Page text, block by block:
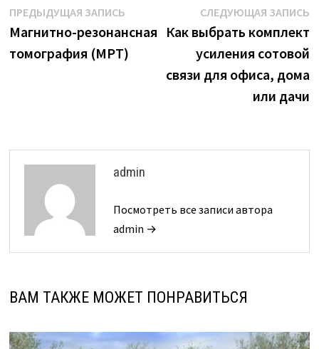
Навигация
по
записям
ПРЕДЫДУЩАЯ ЗАПИСЬПредыдущая
запись:
Магнитно-резонансная
томография (МРТ)
СЛЕДУЮЩАЯ ЗАПИСЬ
Как выбрать комплект
усиления сотовой
связи для офиса, дома
или дачи
admin
Посмотреть все записи автора
admin →
ВАМ ТАКЖЕ МОЖЕТ ПОНРАВИТЬСЯ